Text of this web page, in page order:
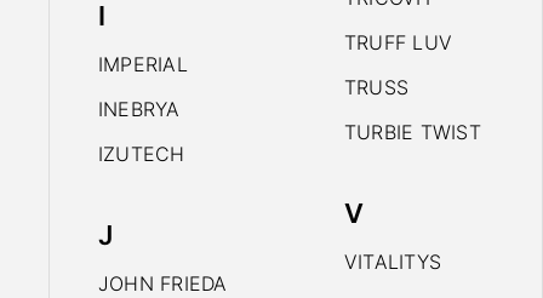
I
IMPERIAL
INEBRYA
IZUTECH
J
JOHN FRIEDA
TRUFF LUV
TRUSS
TURBIE TWIST
V
VITALITYS